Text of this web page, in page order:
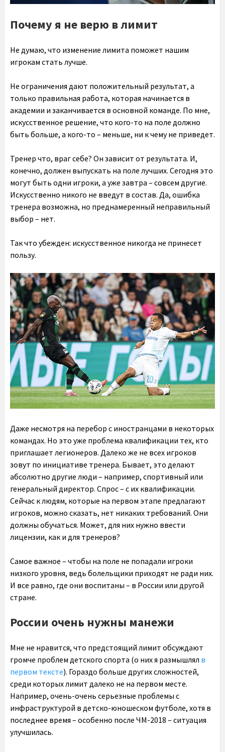
Почему я не верю в лимит
Не думаю, что изменение лимита поможет нашим
игрокам стать лучше.
Не ограничения дают положительный результат, а
только правильная работа, которая начинается в
академии и заканчивается в основной команде. По мне,
искусственное решение, что кого-то на поле должно
быть больше, а кого-то – меньше, ни к чему не приведет.
Тренер что, враг себе? Он зависит от результата. И,
конечно, должен выпускать на поле лучших. Сегодня это
могут быть одни игроки, а уже завтра – совсем другие.
Искусственно никого не введут в состав. Да, ошибка
тренера возможна, но преднамеренный неправильный
выбор – нет.
Так что убежден: искусственное никогда не принесет
пользу.
Даже несмотря на перебор с иностранцами в некоторых
командах. Но это уже проблема квалификации тех, кто
приглашает легионеров. Далеко же не всех игроков
зовут по инициативе тренера. Бывает, это делают
абсолютно другие люди – например, спортивный или
генеральный директор. Спрос – с их квалификации.
Сейчас к людям, которые на первом этапе предлагают
игроков, можно сказать, нет никаких требований. Они
должны обучаться. Может, для них нужно ввести
лицензии, как и для тренеров?
Самое важное – чтобы на поле не попадали игроки
низкого уровня, ведь болельщики приходят не ради них.
И все равно, где они воспитаны – в России или другой
стране.
России очень нужны манежи
Мне не нравится, что предстоящий лимит обсуждают
громче проблем детского спорта (о них я размышлял в
первом тексте). Гораздо больше других сложностей,
среди которых лимит далеко не на первом месте.
Например, очень-очень серьезные проблемы с
инфраструктурой в детско-юношеском футболе, хотя в
последнее время – особенно после ЧМ-2018 – ситуация
улучшилась.